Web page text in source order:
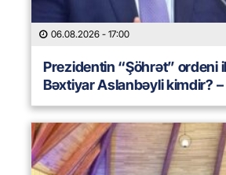
06.08.2026 - 17:00
Prezidentin “Şöhrət” ordeni
Bəxtiyar Aslanbəyli kimdir? –